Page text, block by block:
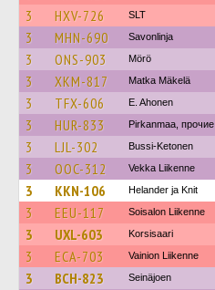
3
HXV-726 SLT
3 MHN-690 Savonlinja
3 ONS-903 Mörö
3 XKM-817 Matka Mäkelä
3 TFX-606 E. Ahonen
3 HUR-833 Pirkanmaa, прочие
3 LJL-302 Bussi-Ketonen
3 OOC-312 Vekka Liikenne
3 KKN-106 Helander ja Knit
3 EEU-117 Soisalon Liikenne
3 UXL-603 Korsisaari
3 ECA-703 Vainion Liikenne
3 BCH-823 Seinäjoen